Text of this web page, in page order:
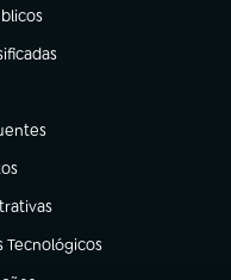
nova aba)
aba)
Tecnológicos